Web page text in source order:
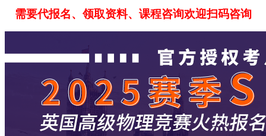
需要代报名、领取资料、课程咨询欢迎扫码咨询